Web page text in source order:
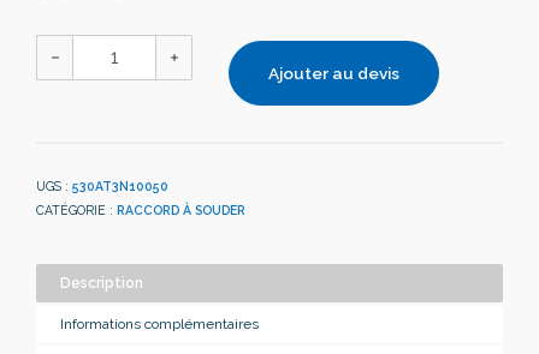
Ajouter au devis
UGS : 530AT3N10050
CATÉGORIE : RACCORD À SOUDER
Description
Informations complémentaires